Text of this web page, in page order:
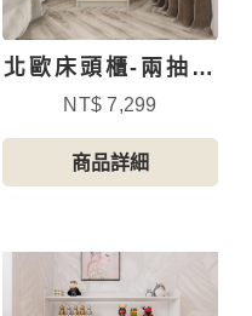
北歐床頭櫃-兩抽無
把手
NT$ 7,299
商品詳細